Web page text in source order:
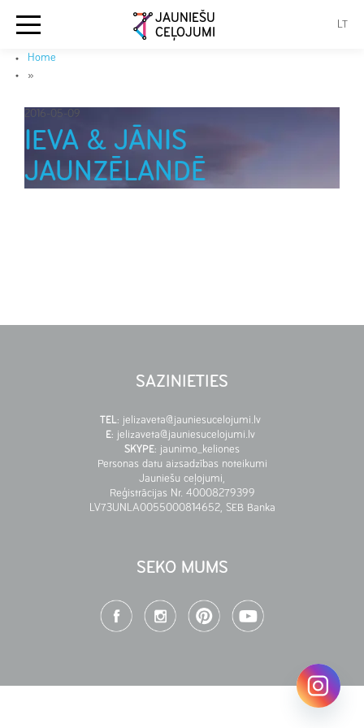
Home
»
2016-05-09
IEVA & JĀNIS
JAUNZĒLANDĒ
SAZINIETIES
TEL: jelizaveta@jauniesucelojumi.lv
E: jelizaveta@jauniesucelojumi.lv
SKYPE: jaunimo_keliones
Personas datu aizsadzības noteikumi
Jauniešu ceļojumi,
Reģistrācijas Nr. 40008279399
LV73UNLA0055000814652, SEB Banka
SEKO MUMS
JAUNIEŠU
CEĻOJUMI
LT